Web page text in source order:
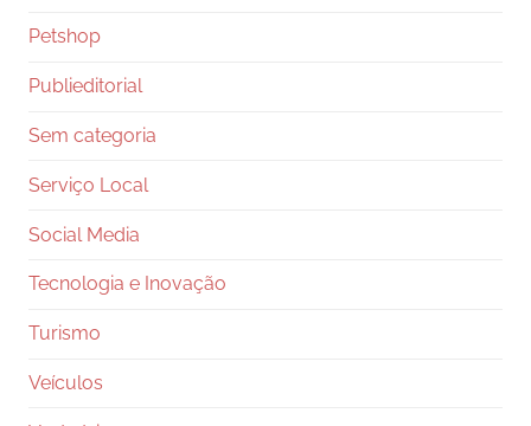
Petshop
Publieditorial
Sem categoria
Serviço Local
Social Media
Tecnologia e Inovação
Turismo
Veículos